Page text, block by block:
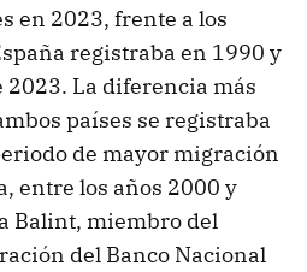
en 2023, frente a los
registraba en 1990 y
2023. La diferencia más
países se registraba
de mayor migración
entre los años 2000 y
Balint, miembro del
del Banco Nacional